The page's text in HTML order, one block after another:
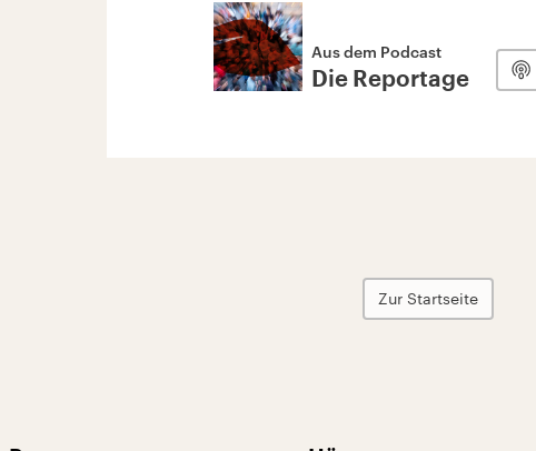
Aus dem Podcast
Die Reportage
Zur Startseite